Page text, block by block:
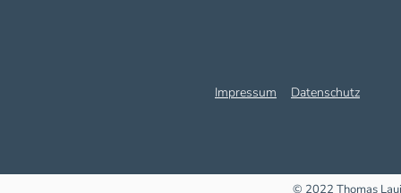
Impressum Datenschutz
© 2022 Thomas